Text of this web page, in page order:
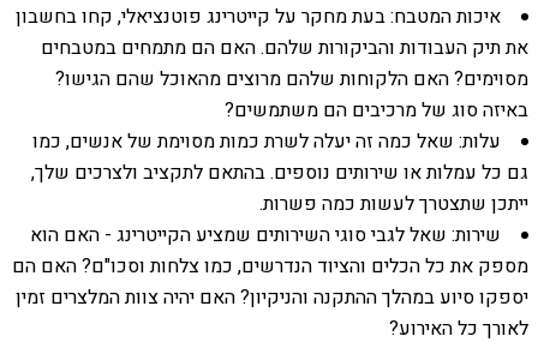
איכות המטבח: בעת מחקר על קייטרינג פוטנציאלי, קחו בחשבון
את תיק העבודות והביקורות שלהם. האם הם מתמחים במטבחים
מסוימים? האם הלקוחות שלהם מרוצים מהאוכל שהם הגישו?
באיזה סוג של מרכיבים הם משתמשים?
עלות: שאל כמה זה יעלה לשרת כמות מסוימת של אנשים, כמו
גם כל עמלות או שירותים נוספים. בהתאם לתקציב ולצרכים שלך,
ייתכן שתצטרך לעשות כמה פשרות.
שירות: שאל לגבי סוגי השירותים שמציע הקייטרינג - האם הוא
מספק את כל הכלים והציוד הנדרשים, כמו צלחות וסכו"ם? האם הם
יספקו סיוע במהלך ההתקנה והניקיון? האם יהיה צוות המלצרים זמין
לאורך כל האירוע?